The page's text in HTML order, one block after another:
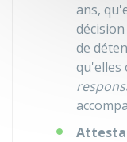
ans,
de
qu'elles